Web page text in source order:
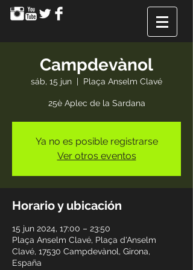
Campdevànol
sáb, 15 jun
  |
Plaça Anselm Clavé
25è Aplec de la Sardana
Ya no es posible registrarse
Ver otros eventos
Horario y ubicación
15 jun 2024, 17:00 – 23:50
Plaça Anselm Clavé, Plaça d'Anselm
Clavé, 17530 Campdevànol, Girona,
España